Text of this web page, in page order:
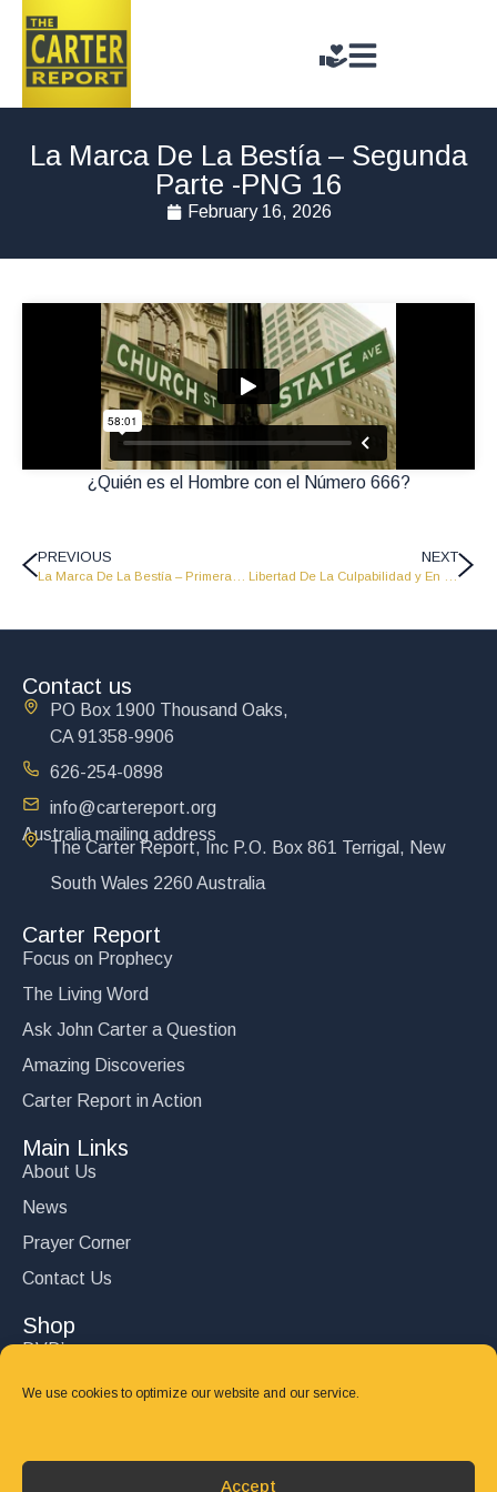
We use cookies to optimize our website and our service.
Accept
La Marca De La Bestía – Segunda
Parte -PNG 16
February 16, 2026
¿Quién es el Hombre con el Número 666?
PREVIOUS NEXT
Contact us
PO Box 1900 Thousand Oaks,
CA 91358-9906
626-254-0898
info@cartereport.org
Australia mailing address
The Carter Report, Inc P.O. Box 861 Terrigal, New
South Wales 2260 Australia
Carter Report
Focus on Prophecy
The Living Word
Ask John Carter a Question
Amazing Discoveries
Carter Report in Action
Main Links
About Us
News
Prayer Corner
Contact Us
Shop
DVD’s
Books